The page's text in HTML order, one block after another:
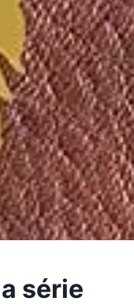
série